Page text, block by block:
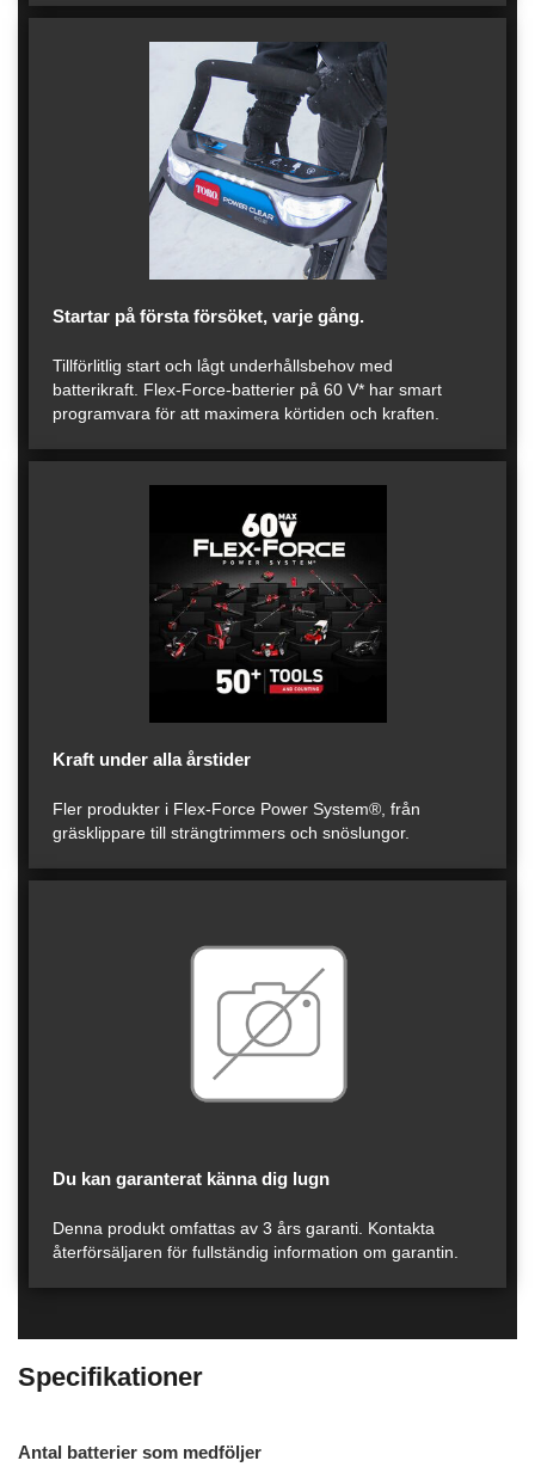
Startar på första försöket, varje gång.
Tillförlitlig start och lågt underhållsbehov med
batterikraft. Flex-Force-batterier på 60 V* har smart
programvara för att maximera körtiden och kraften.
Kraft under alla årstider
Fler produkter i Flex-Force Power System®, från
gräsklippare till strängtrimmers och snöslungor.
Du kan garanterat känna dig lugn
Denna produkt omfattas av 3 års garanti. Kontakta
återförsäljaren för fullständig information om garantin.
Specifikationer
Antal batterier som medföljer